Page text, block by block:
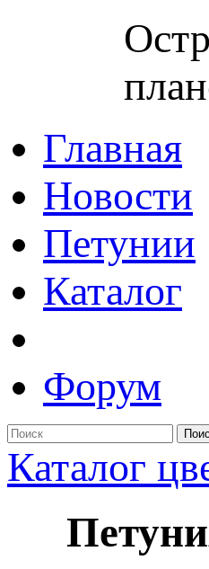
Главная
Новости
Петунии
Каталог
Форум
Каталог